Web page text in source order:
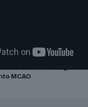
de Camundongo
MCAO